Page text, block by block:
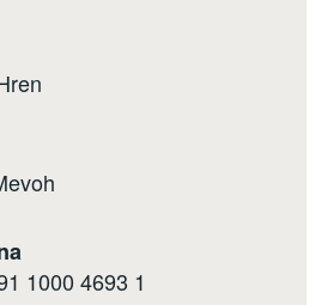
1000 4693 1